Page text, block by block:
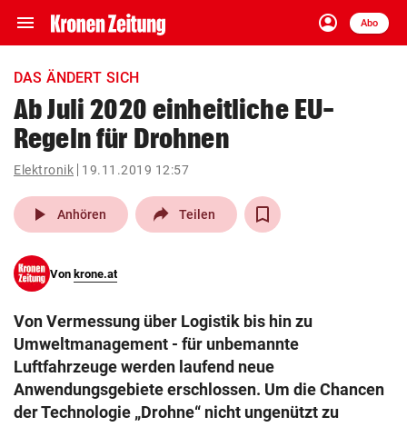
menu Navigation
ein-/ausklappen
account_circle
Anmelden
Abo
close Schließen
account_circle Anmelden
pin_drop
Wien arrow_right
search
eingeben
© Krone Multimedia GmbH & Co KG 2026
DAS ÄNDERT SICH
Ab Juli 2020 einheitliche EU-
Regeln für Drohnen
Elektronik 19.11.2019 12:57
play_arrow Anhören Teilen
Von krone.at
Von Vermessung über Logistik bis hin zu
Umweltmanagement - für unbemannte
Luftfahrzeuge werden laufend neue
Anwendungsgebiete erschlossen. Um die Chancen
der Technologie „Drohne“ nicht ungenützt zu